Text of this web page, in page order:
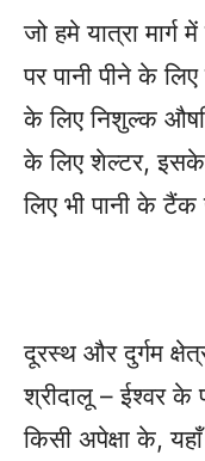
जो हमे यात्रा मार्ग
पर पानी पीने के
के लिए निशुल्क
के लिए शेल्टर, इसके
लिए भी पानी के
दूरस्थ और दुर्गम
श्रीदालू – ईश्वर
किसी अपेक्षा के,